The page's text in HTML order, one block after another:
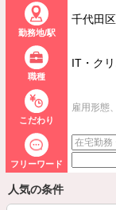
勤務地/駅
千代田区
職種
IT・ク
こだわり
雇用形態
フリーワード
人気の条件